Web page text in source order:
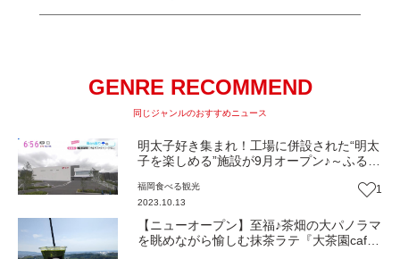
GENRE RECOMMEND
同じジャンルのおすすめニュース
明太子好き集まれ！工場に併設された“明太
子を楽しめる”施設が9月オープン♪～ふるさ
福岡食べる観光
2023.10.13
1
【ニューオープン】至福♪茶畑の大パノラマ
を眺めながら愉しむ抹茶ラテ『大茶園cafe